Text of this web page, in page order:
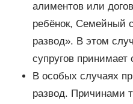
алиментов или
ребёнок, Семейный
развод». В этом
супругов принимает
В особых случаях
развод. Причинами